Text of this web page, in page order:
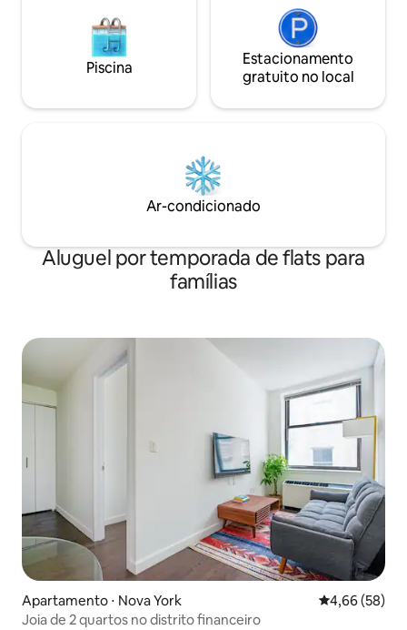
Piscina
Estacionamento
gratuito no local
Ar-condicionado
Aluguel por temporada de flats para
famílias
Apartamento ⋅ Nova York 4,66 de uma
4,66 (58)
Joia de 2 quartos no distrito financeiro